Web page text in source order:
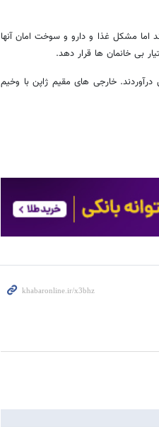
اما مشکل غذا و دارو و سوخت امان آنها
درآوردند. خارجی های مقیم ژاپن با وخیم